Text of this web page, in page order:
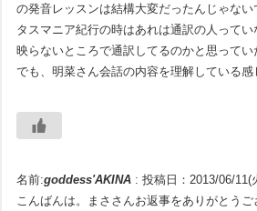
の発音レッスンは結構大変だったんじゃない
タスマニア紀行の時はあれは通訳の人ってい
映らないところで通訳してるのかと思ってい
でも、明菜さん会話の内容を理解している感
名前:goddess'AKINA : 投稿日：2013/06/11(
こんばんは。まささんお返事をありがとうご